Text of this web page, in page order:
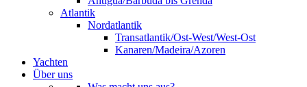
Atlantik
Nordatlantik
Transatlantik/Ost-West/West-Ost
Kanaren/Madeira/Azoren
Yachten
Über uns